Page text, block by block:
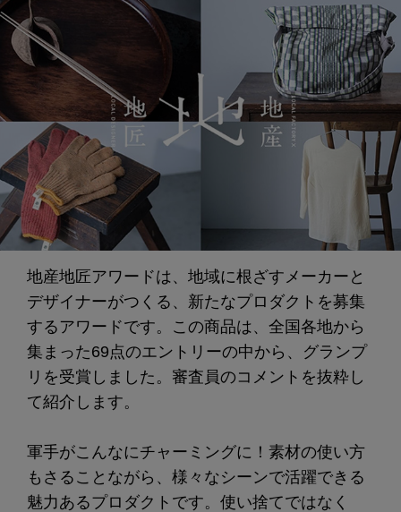
地産地匠アワードは、地域に根ざすメーカーと
デザイナーがつくる、新たなプロダクトを募集
するアワードです。この商品は、全国各地から
集まった69点のエントリーの中から、グランプ
リを受賞しました。審査員のコメントを抜粋し
て紹介します。
軍手がこんなにチャーミングに！素材の使い方
もさることながら、様々なシーンで活躍できる
魅力あるプロダクトです。使い捨てではなく